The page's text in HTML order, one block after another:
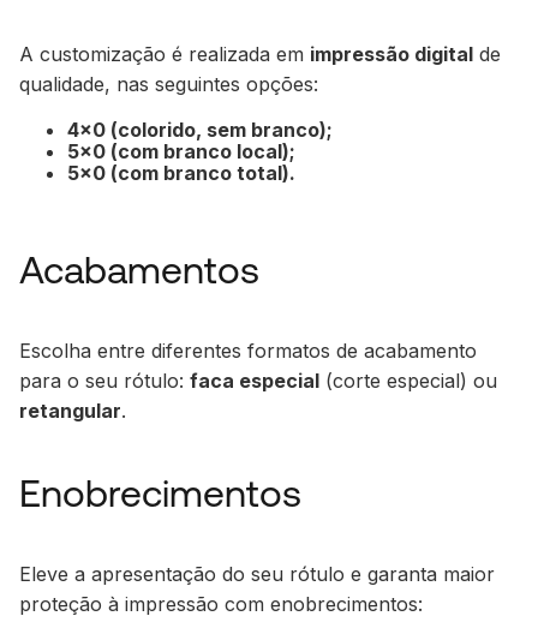
A customização é realizada em impressão digital de
qualidade, nas seguintes opções:
4x0 (colorido, sem branco);
5x0 (com branco local);
5x0 (com branco total).
Acabamentos
Escolha entre diferentes formatos de acabamento
para o seu rótulo: faca especial (corte especial) ou
retangular.
Enobrecimentos
Eleve a apresentação do seu rótulo e garanta maior
proteção à impressão com enobrecimentos: